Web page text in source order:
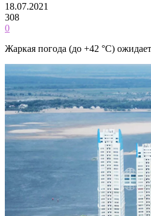
18.07.2021
308
0
Жаркая погода (до +42 °C)